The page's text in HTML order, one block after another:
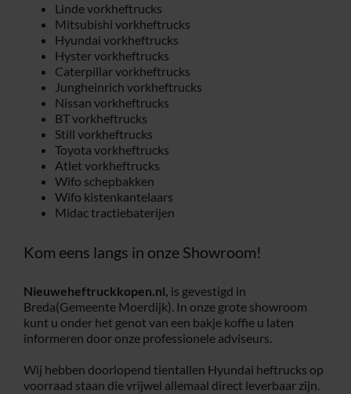
Linde vorkheftrucks
Mitsubishi vorkheftrucks
Hyundai vorkheftrucks
Hyster vorkheftrucks
Caterpillar vorkheftrucks
Jungheinrich vorkheftrucks
Nissan vorkheftrucks
BT vorkheftrucks
Still vorkheftrucks
Toyota vorkheftrucks
Atlet vorkheftrucks
Wifo schepbakken
Wifo kistenkantelaars
Midac tractiebaterijen
Kom eens langs in onze Showroom!
Nieuweheftruckkopen.nl, is gevestigd in
Breda(Gemeente Moerdijk). In onze grote showroom
kunt u onder het genot van een bakje koffie u laten
informeren door onze professionele adviseurs.
Wij hebben doorlopend tientallen Hyundai heftrucks op
voorraad staan die vrijwel allemaal direct leverbaar zijn.